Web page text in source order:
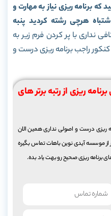
که برنامه ریزی نیاز به مهارت و
هرچی رشته کردید پنبه
نداری با پر کردن فرم زیر به
کنکور راجب برنامه ریزی درست و
ریزی از رتبه برتر های
ریزی درست و اصولی نداری همین الان
از موسسه آیدی نوین باهات تماس بگیره
برنامه ریزی صحیح رو بهت یاد بده.